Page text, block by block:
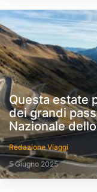
Questa estate
dei grandi
Nazionale
Redazione Viaggi
5 Giugno 2025